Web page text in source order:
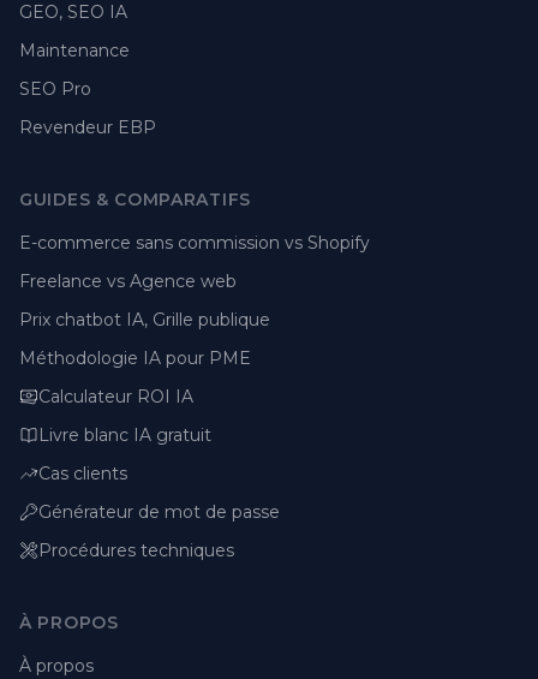
GEO, SEO IA
Maintenance
SEO Pro
Revendeur EBP
GUIDES & COMPARATIFS
E-commerce sans commission vs Shopify
Freelance vs Agence web
Prix chatbot IA, Grille publique
Méthodologie IA pour PME
Calculateur ROI IA
Livre blanc IA gratuit
Cas clients
Générateur de mot de passe
Procédures techniques
À PROPOS
À propos